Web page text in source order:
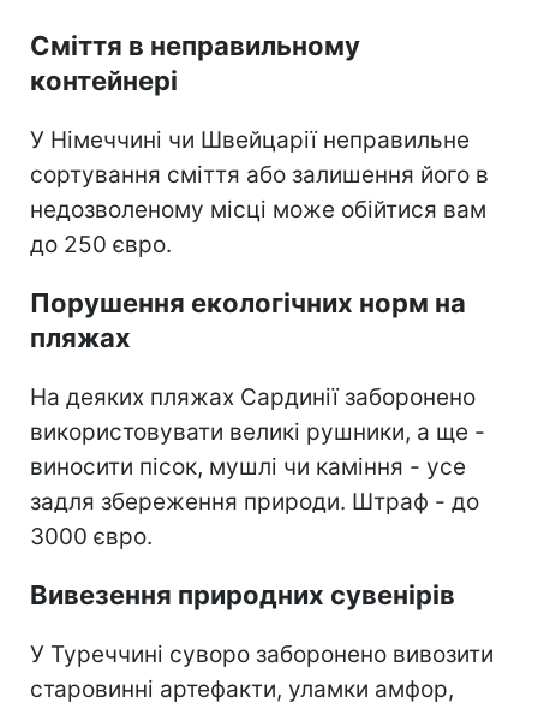
Сміття в неправильному
контейнері
У Німеччині чи Швейцарії неправильне
сортування сміття або залишення його в
недозволеному місці може обійтися вам
до 250 євро.
Порушення екологічних норм на
пляжах
На деяких пляжах Сардинії заборонено
використовувати великі рушники, а ще -
виносити пісок, мушлі чи каміння - усе
задля збереження природи. Штраф - до
3000 євро.
Вивезення природних сувенірів
У Туреччині суворо заборонено вивозити
старовинні артефакти, уламки амфор,